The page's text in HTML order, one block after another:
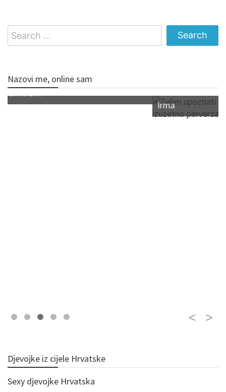
Search
for:
Nazovi me, online sam
Irma
Djevojke iz cijele Hrvatske
Sexy djevojke Hrvatska